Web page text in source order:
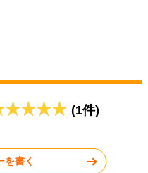
2026年6月11日
(1件)
を書く